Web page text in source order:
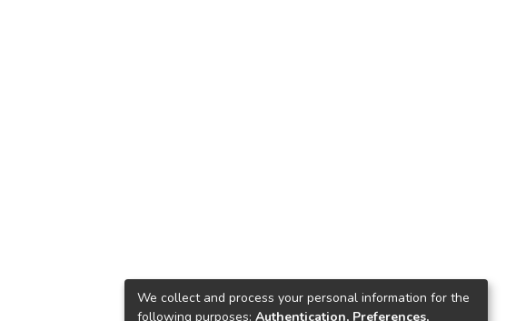
We collect and process your personal information for the
following purposes: Authentication, Preferences,